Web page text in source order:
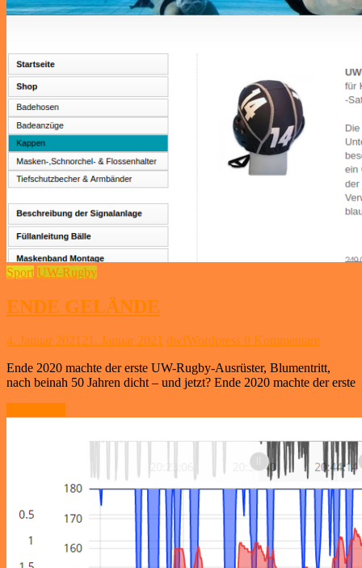
Sport UW-Rugby
ENDE GELÄNDE
4. Januar 202121. Januar 2021 dwfWordpress 0 Kommentare
Ende 2020 machte der erste UW-Rugby-Ausrüster, Blumentritt,
nach beinah 50 Jahren dicht – und jetzt? Ende 2020 machte der erste